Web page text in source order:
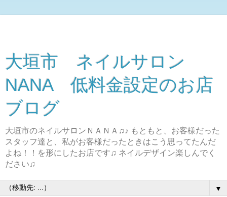
大垣市 ネイルサロン
NANA 低料金設定のお店
ブログ
大垣市のネイルサロンＮＡＮＡ♫♪ もともと、お客様だった
スタッフ達と、私がお客様だったときはこう思ってたんだ
よね！！を形にしたお店です♫ ネイルデザイン楽しんでく
ださい♫
▼